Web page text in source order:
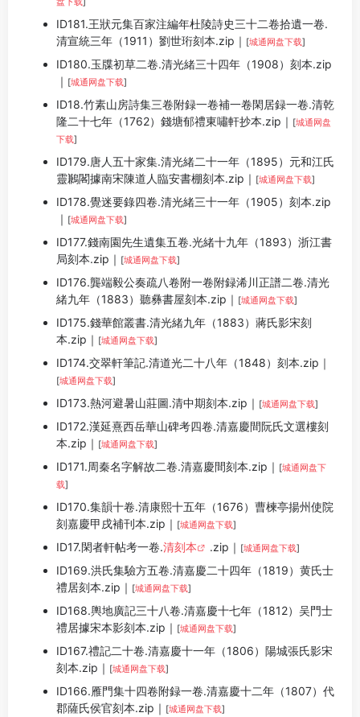
ID181.王狀元集百家注編年杜陵詩史三十二卷拾遺一卷.
清宣統三年（1911）劉世珩刻本.zip｜ [城通网盘下载]
ID180.玉牒初草二卷.清光緒三十四年（1908）刻本.zip
｜ [城通网盘下载]
ID18.竹素山房詩集三卷附録一卷補一卷閑居録一卷.清乾
隆二十七年（1762）錢塘郁禮東嘯軒抄本.zip｜ [城通网盘
下载]
ID179.唐人五十家集.清光緒二十一年（1895）元和江氏
靈鶼閣據南宋陳道人臨安書棚刻本.zip｜ [城通网盘下载]
ID178.覺迷要錄四卷.清光緒三十一年（1905）刻本.zip
｜ [城通网盘下载]
ID177.錢南園先生遺集五卷.光緒十九年（1893）浙江書
局刻本.zip｜ [城通网盘下载]
ID176.龔端毅公奏疏八卷附一卷附録浠川正譜二卷.清光
緒九年（1883）聽彝書屋刻本.zip｜ [城通网盘下载]
ID175.錢華館叢書.清光緒九年（1883）蔣氏影宋刻
本.zip｜ [城通网盘下载]
ID174.交翠軒筆記.清道光二十八年（1848）刻本.zip｜
[城通网盘下载]
ID173.熱河避暑山莊圖.清中期刻本.zip｜ [城通网盘下载]
ID172.漢延熹西岳華山碑考四卷.清嘉慶間阮氏文選樓刻
本.zip｜ [城通网盘下载]
ID171.周秦名字解故二卷.清嘉慶間刻本.zip｜ [城通网盘下
载]
ID170.集韻十卷.清康熙十五年（1676）曹楝亭揚州使院
刻嘉慶甲戌補刊本.zip｜ [城通网盘下载]
ID17.閑者軒帖考一卷.清刻本 .zip｜ [城通网盘下载]
ID169.洪氏集驗方五卷.清嘉慶二十四年（1819）黄氏士
禮居刻本.zip｜ [城通网盘下载]
ID168.輿地廣記三十八卷.清嘉慶十七年（1812）吴門士
禮居據宋本影刻本.zip｜ [城通网盘下载]
ID167.禮記二十卷.清嘉慶十一年（1806）陽城張氏影宋
刻本.zip｜ [城通网盘下载]
ID166.雁門集十四卷附録一卷.清嘉慶十二年（1807）代
郡薩氏侯官刻本.zip｜ [城通网盘下载]